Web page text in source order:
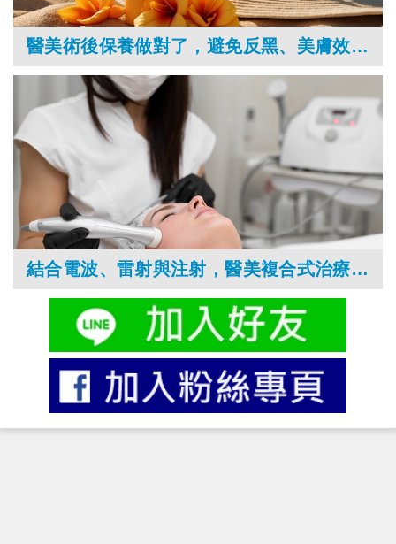
醫美術後保養做對了，避免反黑、美膚效果更持久
結合電波、雷射與注射，醫美複合式治療引領逆齡新風潮